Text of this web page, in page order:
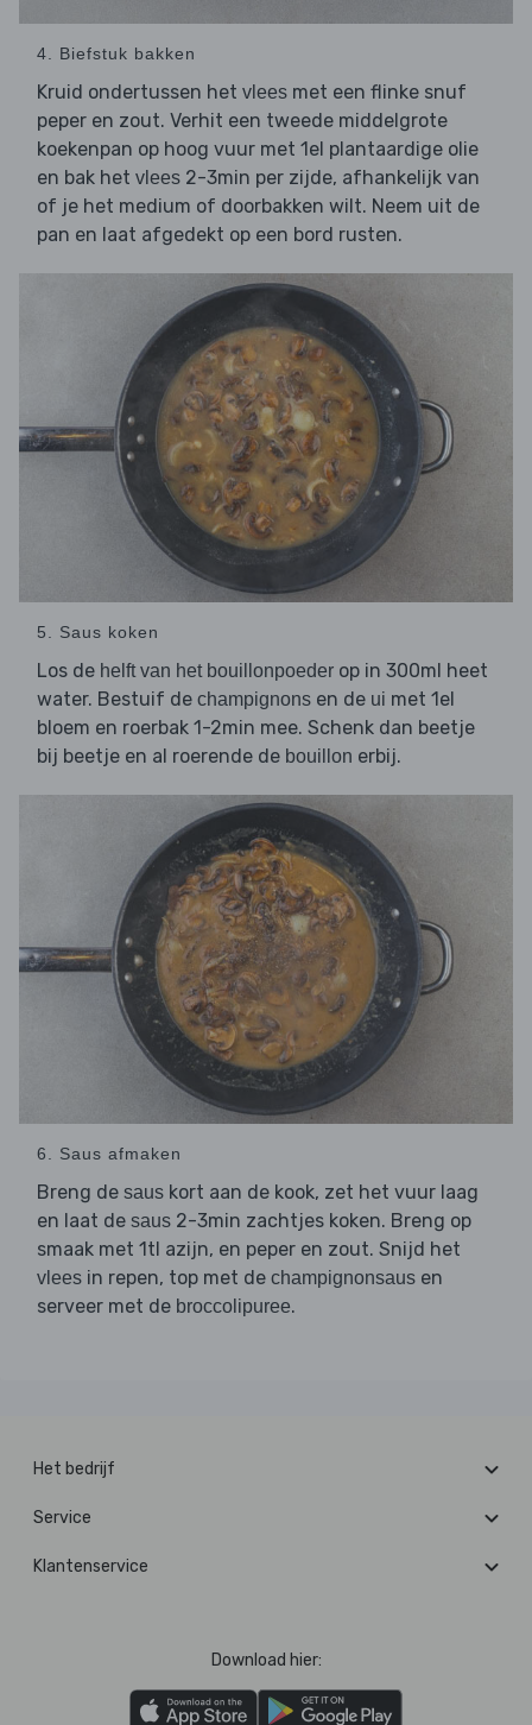
4. Biefstuk bakken
Kruid ondertussen het vlees met een flinke snuf
peper en zout. Verhit een tweede middelgrote
koekenpan op hoog vuur met 1el plantaardige olie
en bak het vlees 2-3min per zijde, afhankelijk van
of je het medium of doorbakken wilt. Neem uit de
pan en laat afgedekt op een bord rusten.
5. Saus koken
Los de helft van het bouillonpoeder op in 300ml heet
water. Bestuif de champignons en de ui met 1el
bloem en roerbak 1-2min mee. Schenk dan beetje
bij beetje en al roerende de bouillon erbij.
6. Saus afmaken
Breng de saus kort aan de kook, zet het vuur laag
en laat de saus 2-3min zachtjes koken. Breng op
smaak met 1tl azijn, en peper en zout. Snijd het
vlees in repen, top met de champignonsaus en
serveer met de broccolipuree.
Het bedrijf
Service
Klantenservice
Download hier: